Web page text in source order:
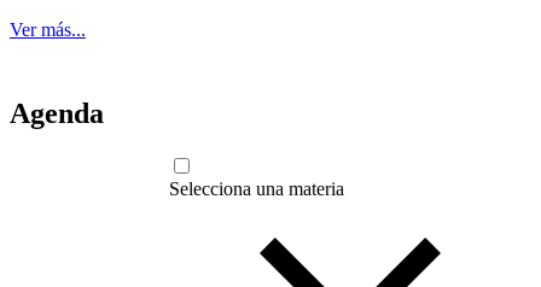
Ver más...
Agenda
Selecciona una materia